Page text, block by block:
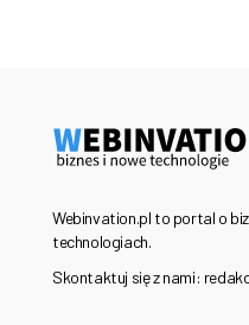
Webinvation.pl to portal o
technologiach.
Skontaktuj się z nami: